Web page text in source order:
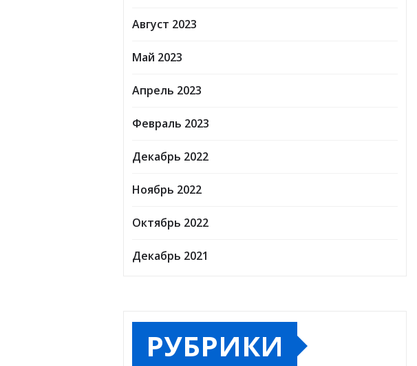
Август 2023
Май 2023
Апрель 2023
Февраль 2023
Декабрь 2022
Ноябрь 2022
Октябрь 2022
Декабрь 2021
РУБРИКИ